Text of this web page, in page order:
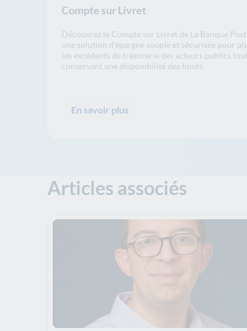
Compte sur Livret
Découvrez le Compte sur Livret de La Banque
une solution d’épargne souple et sécurisée pour
les excédents de trésorerie des acteurs publics
conservant une disponibilité des fonds.
En savoir plus
Articles associés